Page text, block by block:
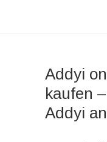
Addyi
kaufen
Addyi